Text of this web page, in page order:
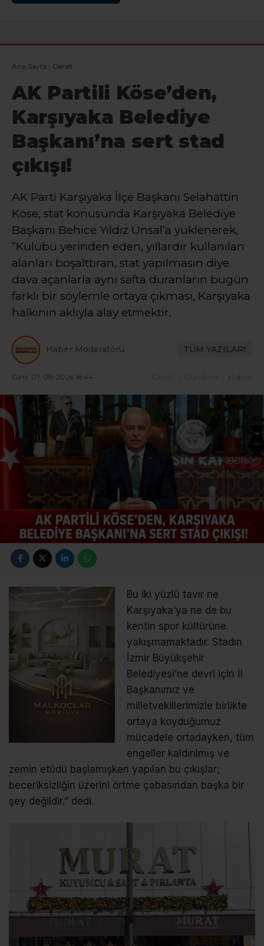
Ana Sayfa › Genel
AK Partili Köse’den,
Karşıyaka Belediye
Başkanı’na sert stad
çıkışı!
AK Parti Karşıyaka İlçe Başkanı Selahattin
Köse, stat konusunda Karşıyaka Belediye
Başkanı Behice Yıldız Ünsal’a yüklenerek,
”Kulübü yerinden eden, yıllardır kullanılan
alanları boşalttıran, stat yapılmasın diye
dava açanlarla aynı safta duranların bugün
farklı bir söylemle ortaya çıkması, Karşıyaka
halkının aklıyla alay etmektir.
Haber Moderatörü TÜM YAZILARI
Giriş: 07-08-2026 16:44 Gündem Haber
Bu iki yüzlü tavır ne
Karşıyaka’ya ne de bu
kentin spor kültürüne
yakışmamaktadır. Stadın
İzmir Büyükşehir
Belediyesi’ne devri için İl
Başkanımız ve
milletvekillerimizle birlikte
ortaya koyduğumuz
mücadele ortadayken, tüm
engeller kaldırılmış ve
zemin etüdü başlamışken yapılan bu çıkışlar;
beceriksizliğin üzerini örtme çabasından başka bir
şey değildir.” dedi.